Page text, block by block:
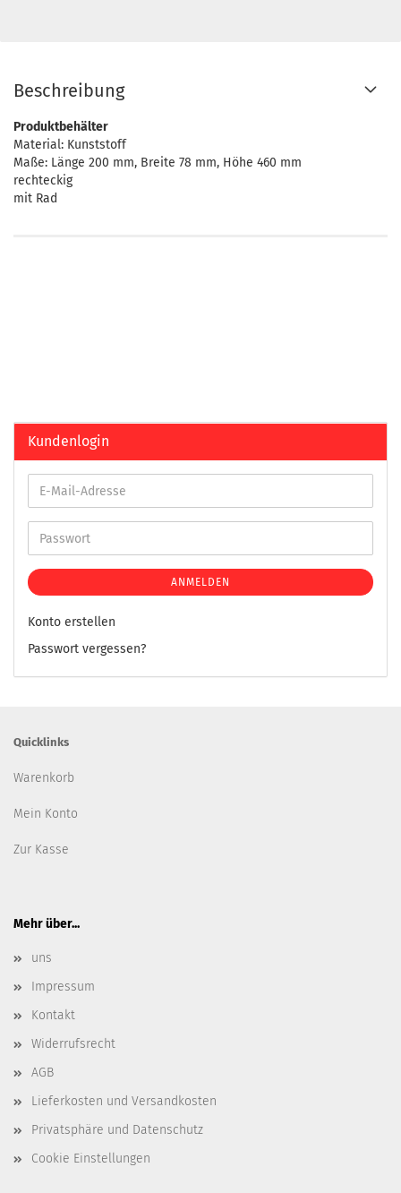
Beschreibung
Produktbehälter
Material: Kunststoff
Maße: Länge 200 mm, Breite 78 mm, Höhe 460 mm
rechteckig
mit Rad
Kundenlogin
ANMELDEN
Konto erstellen
Passwort vergessen?
Quicklinks
Warenkorb
Mein Konto
Zur Kasse
Mehr über...
uns
Impressum
Kontakt
Widerrufsrecht
AGB
Lieferkosten und Versandkosten
Privatsphäre und Datenschutz
Cookie Einstellungen